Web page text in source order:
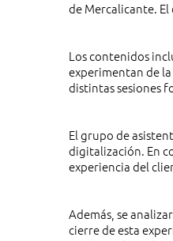
de Mercalicante.
Los contenidos
experimentan de
distintas sesiones
El grupo de
digitalización. En
experiencia del
Además, se
cierre de esta